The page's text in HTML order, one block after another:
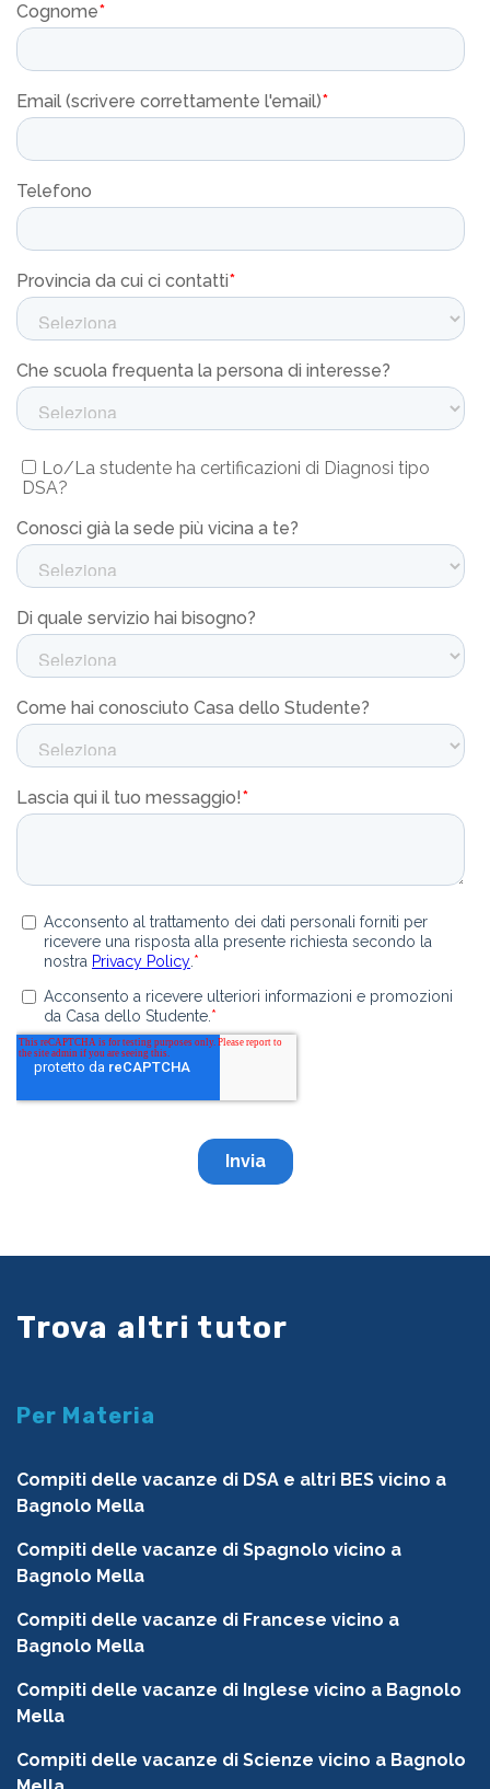
Trova altri tutor
Per Materia
Compiti delle vacanze di DSA e altri BES vicino a
Bagnolo Mella
Compiti delle vacanze di Spagnolo vicino a
Bagnolo Mella
Compiti delle vacanze di Francese vicino a
Bagnolo Mella
Compiti delle vacanze di Inglese vicino a Bagnolo
Mella
Compiti delle vacanze di Scienze vicino a Bagnolo